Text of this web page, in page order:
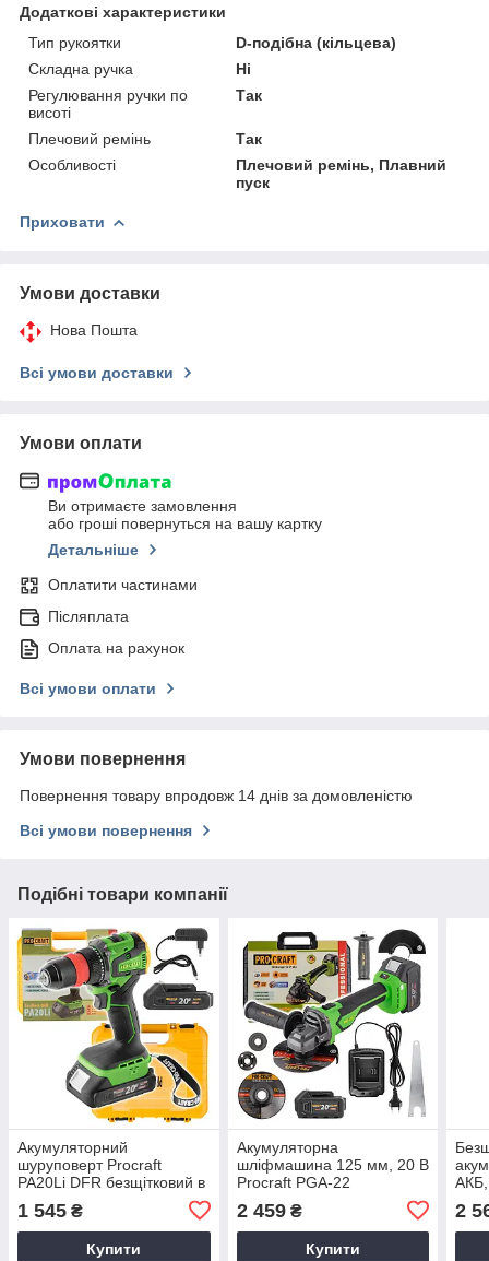
Додаткові характеристики
Тип рукоятки
D-подібна (кільцева)
Складна ручка
Ні
Регулювання ручки по
висоті
Так
Плечовий ремінь
Так
Особливості
Плечовий ремінь, Плавний
пуск
Приховати
Умови доставки
Нова Пошта
Всі умови доставки
Умови оплати
Ви отримаєте замовлення
або гроші повернуться на вашу картку
Детальніше
Оплатити частинами
Післяплата
Оплата на рахунок
Всі умови оплати
Умови повернення
Повернення товару впродовж 14 днів за домовленістю
Всі умови повернення
Подібні товари компанії
Акумуляторний
шуруповерт Procraft
PA20Li DFR безщітковий в
1 545 ₴
Купити
Акумуляторна
шліфмашина 125 мм, 20 В
Procraft PGA-22
безщіткова (1 АКБ 4 А/год)
2 459₴
Купити
2